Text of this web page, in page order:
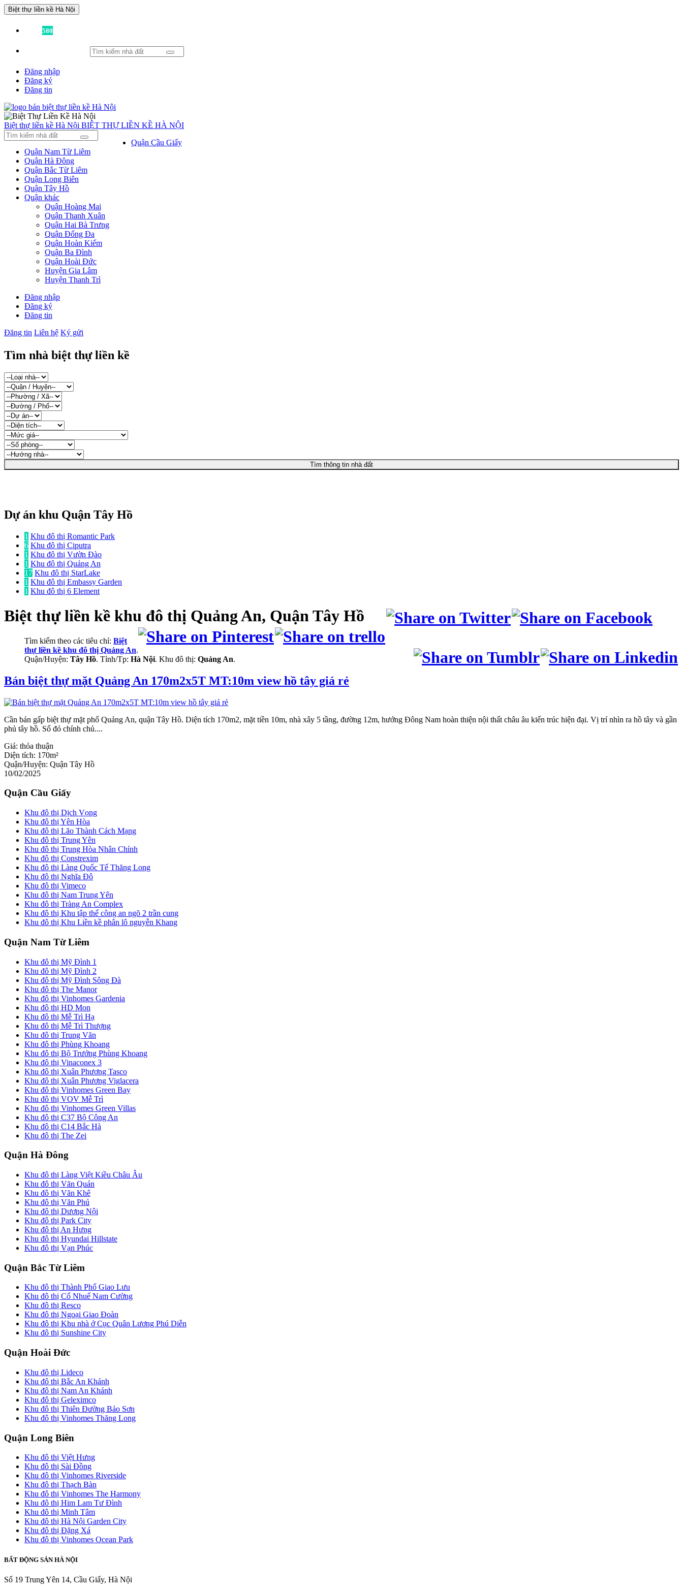
Biệt thự liền kề Hà Nội
580
Đăng nhập
Đăng ký
Đăng tin
Biệt thự liền kề Hà Nội BIỆT THỰ LIỀN KỀ HÀ NỘI
Quận Cầu Giấy
Quận Nam Từ Liêm
Quận Hà Đông
Quận Bắc Từ Liêm
Quận Long Biên
Quận Tây Hồ
Quận khác
Quận Hoàng Mai
Quận Thanh Xuân
Quận Hai Bà Trưng
Quận Đống Đa
Quận Hoàn Kiếm
Quận Ba Đình
Quận Hoài Đức
Huyện Gia Lâm
Huyện Thanh Trì
Đăng nhập
Đăng ký
Đăng tin
Đăng tin Liên hệ Ký gửi
Tìm nhà biệt thự liền kề
Tìm thông tin nhà đất
Dự án khu Quận Tây Hồ
1 Khu đô thị Romantic Park
6 Khu đô thị Ciputra
1 Khu đô thị Vườn Đào
1 Khu đô thị Quảng An
17 Khu đô thị StarLake
1 Khu đô thị Embassy Garden
1 Khu đô thị 6 Element
Biệt thự liền kề khu đô thị Quảng An, Quận Tây Hồ
Tìm kiếm theo các tiêu chí: Biệt
thự liền kề khu đô thị Quảng An.
Quận/Huyện: Tây Hồ. Tỉnh/Tp: Hà Nội. Khu đô thị: Quảng An.
Bán biệt thự mặt Quảng An 170m2x5T MT:10m view hồ tây giá rẻ
Cần bán gấp biệt thự mặt phố Quảng An, quận Tây Hồ. Diện tích 170m2, mặt tiền 10m, nhà xây 5 tầng, đường 12m, hướng Đông Nam hoàn thiện nội thất châu âu kiến trúc hiện đại. Vị trí nhìn ra hồ tây và gần
phủ tây hồ. Sổ đỏ chính chủ....
Giá: thỏa thuận
Diện tích: 170m²
Quận/Huyện: Quận Tây Hồ
10/02/2025
Quận Cầu Giấy
Khu đô thị Dịch Vọng
Khu đô thị Yên Hòa
Khu đô thị Lão Thành Cách Mạng
Khu đô thị Trung Yên
Khu đô thị Trung Hòa Nhân Chính
Khu đô thị Constrexim
Khu đô thị Làng Quốc Tế Thăng Long
Khu đô thị Nghĩa Đô
Khu đô thị Vimeco
Khu đô thị Nam Trung Yên
Khu đô thị Tràng An Complex
Khu đô thị Khu tập thể công an ngõ 2 trần cung
Khu đô thị Khu Liền kề phân lô nguyễn Khang
Quận Nam Từ Liêm
Khu đô thị Mỹ Đình 1
Khu đô thị Mỹ Đình 2
Khu đô thị Mỹ Đình Sông Đà
Khu đô thị The Manor
Khu đô thị Vinhomes Gardenia
Khu đô thị HD Mon
Khu đô thị Mễ Trì Hạ
Khu đô thị Mễ Trì Thượng
Khu đô thị Trung Văn
Khu đô thị Phùng Khoang
Khu đô thị Bộ Trưởng Phùng Khoang
Khu đô thị Vinaconex 3
Khu đô thị Xuân Phương Tasco
Khu đô thị Xuân Phương Viglacera
Khu đô thị Vinhomes Green Bay
Khu đô thị VOV Mễ Trì
Khu đô thị Vinhomes Green Villas
Khu đô thị C37 Bộ Công An
Khu đô thị C14 Bắc Hà
Khu đô thị The Zei
Quận Hà Đông
Khu đô thị Làng Việt Kiều Châu Âu
Khu đô thị Văn Quán
Khu đô thị Văn Khê
Khu đô thị Văn Phú
Khu đô thị Dương Nội
Khu đô thị Park City
Khu đô thị An Hưng
Khu đô thị Hyundai Hillstate
Khu đô thị Vạn Phúc
Quận Bắc Từ Liêm
Khu đô thị Thành Phố Giao Lưu
Khu đô thị Cổ Nhuế Nam Cường
Khu đô thị Resco
Khu đô thị Ngoại Giao Đoàn
Khu đô thị Khu nhà ở Cục Quân Lương Phú Diễn
Khu đô thị Sunshine City
Quận Hoài Đức
Khu đô thị Lideco
Khu đô thị Bắc An Khánh
Khu đô thị Nam An Khánh
Khu đô thị Geleximco
Khu đô thị Thiên Đường Bảo Sơn
Khu đô thị Vinhomes Thăng Long
Quận Long Biên
Khu đô thị Việt Hưng
Khu đô thị Sài Đồng
Khu đô thị Vinhomes Riverside
Khu đô thị Thạch Bàn
Khu đô thị Vinhomes The Harmony
Khu đô thị Him Lam Tư Đình
Khu đô thị Minh Tâm
Khu đô thị Hà Nội Garden City
Khu đô thị Đặng Xá
Khu đô thị Vinhomes Ocean Park
BẤT ĐỘNG SẢN HÀ NỘI
Số 19 Trung Yên 14, Cầu Giấy, Hà Nội